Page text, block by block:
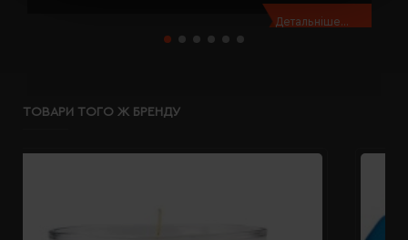
Детальніше...
ТОВАРИ ТОГО Ж БРЕНДУ